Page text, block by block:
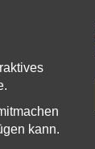
kann.